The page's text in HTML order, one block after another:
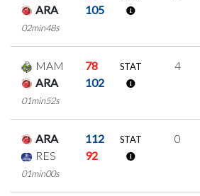
ARA
105
02min48s
MAM
78
ARA
102
01min52s
STAT 4
ARA
112
RES
92
01min00s
STAT 0